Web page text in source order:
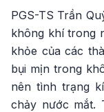
PGS-TS Trần
không khí trong
khỏe của các
bụi mịn trong
nên tình trạng
chảy nước mắt.